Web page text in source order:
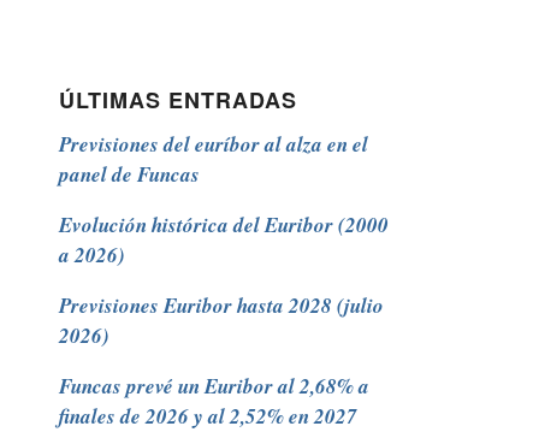
ÚLTIMAS ENTRADAS
Previsiones del euríbor al alza en el
panel de Funcas
Evolución histórica del Euribor (2000
a 2026)
Previsiones Euribor hasta 2028 (julio
2026)
Funcas prevé un Euribor al 2,68% a
finales de 2026 y al 2,52% en 2027